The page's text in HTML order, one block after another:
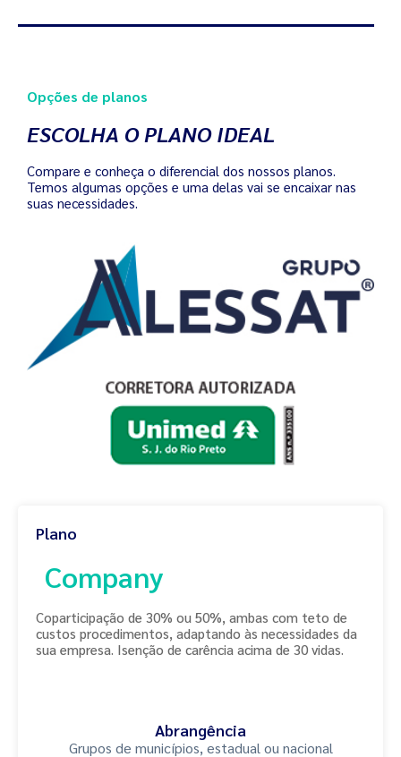
Opções de planos
ESCOLHA O PLANO IDEAL
Compare e conheça o diferencial dos nossos planos.
Temos algumas opções e uma delas vai se encaixar nas
suas necessidades.
Plano
Company
Coparticipação de 30% ou 50%, ambas com teto de
custos procedimentos, adaptando às necessidades da
sua empresa. Isenção de carência acima de 30 vidas.
Abrangência
Grupos de municípios, estadual ou nacional